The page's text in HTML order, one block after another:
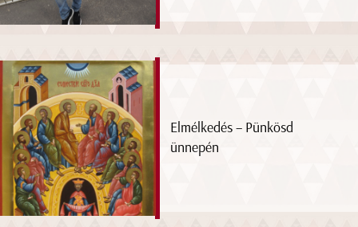
Elmélkedés – Pünkösd
ünnepén